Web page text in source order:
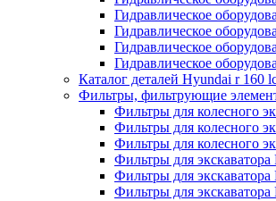
Гидравлическое
Гидравлическое
Гидравлическое
Гидравлическое
Каталог деталей Hyundai r 160
Фильтры, фильтрующие
Фильтры для колесного
Фильтры для колесного
Фильтры для колесного
Фильтры для
Фильтры для
Фильтры для